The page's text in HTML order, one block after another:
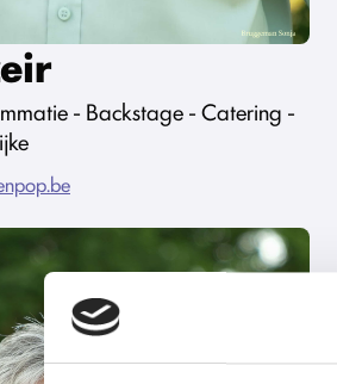
- Backstage - Catering -